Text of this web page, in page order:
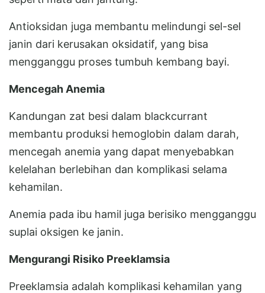
Antioksidan juga membantu melindungi sel-sel
janin dari kerusakan oksidatif, yang bisa
mengganggu proses tumbuh kembang bayi.
Mencegah Anemia
Kandungan zat besi dalam blackcurrant
membantu produksi hemoglobin dalam darah,
mencegah anemia yang dapat menyebabkan
kelelahan berlebihan dan komplikasi selama
kehamilan.
Anemia pada ibu hamil juga berisiko mengganggu
suplai oksigen ke janin.
Mengurangi Risiko Preeklamsia
Preeklamsia adalah komplikasi kehamilan yang